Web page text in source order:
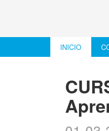
INICIO